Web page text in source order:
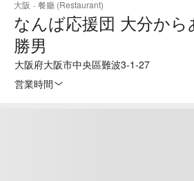
大阪 · 餐廳 (Restaurant)
なんば応援団 大分か
勝男
大阪府大阪市中央區難波3-1-27
営業時間